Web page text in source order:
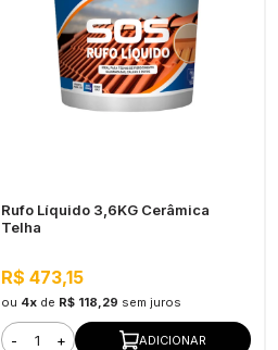
Rufo Líquido 3,6KG Cerâmica
Telha
R$ 473,15
ou 4xde R$ 118,29 sem juros
- + ADICIONAR